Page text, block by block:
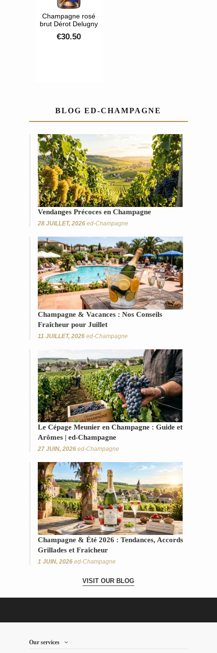
Champagne rosé
brut Dérot Delugny
€30.50
BLOG ED-CHAMPAGNE
Vendanges Précoces en Champagne
28 JUILLET, 2026 ed-Champagne
Champagne & Vacances : Nos Conseils
Fraîcheur pour Juillet
11 JUILLET, 2026 ed-Champagne
Le Cépage Meunier en Champagne : Guide et
Arômes | ed-Champagne
27 JUIN, 2026 ed-Champagne
Champagne & Été 2026 : Tendances, Accords
Grillades et Fraîcheur
1 JUIN, 2026 ed-Champagne
VISIT OUR BLOG
Our services